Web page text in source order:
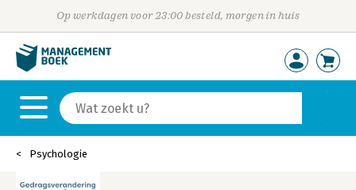
Op werkdagen voor 23:00 besteld, morgen in huis
Psychologie